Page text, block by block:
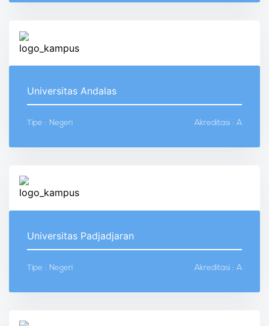
Universitas Andalas
Tipe : Negeri Akreditasi : A
Universitas Padjadjaran
Tipe : Negeri Akreditasi : A